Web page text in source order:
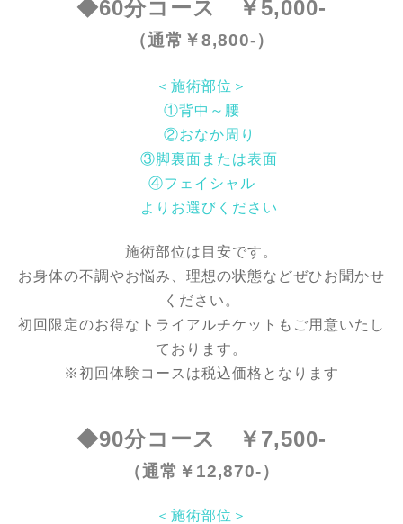
◆60分コース ￥5,000-
（通常￥8,800-）
＜施術部位＞
①背中～腰
②おなか周り
③脚裏面または表面
④フェイシャル
よりお選びください
施術部位は目安です。
お身体の不調やお悩み、理想の状態などぜひお聞かせ
ください。
初回限定のお得なトライアルチケットもご用意いたし
ております。
※初回体験コースは税込価格となります
◆90分コース ￥7,500-
（通常￥12,870-）
＜施術部位＞